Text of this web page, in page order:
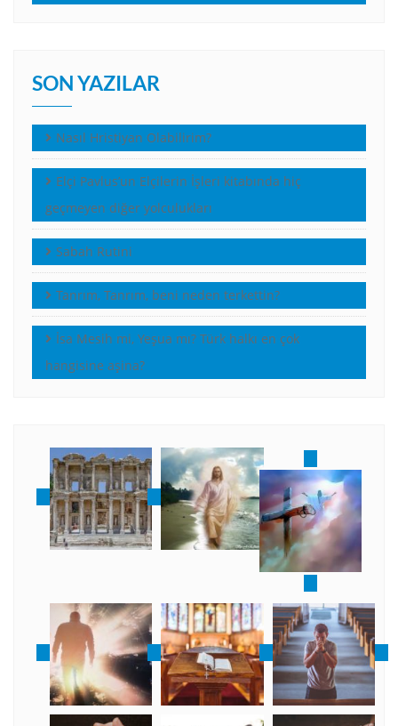
SON YAZILAR
Nasıl Hristiyan Olabilirim?
Elçi Pavlus’un Elçilerin İşleri kitabında hiç
geçmeyen diğer yolculukları
Sabah Rutini
Tanrım, Tanrım, beni neden terkettin?
İsa Mesih mi, Yeşua mı? Türk halkı en çok
hangisine aşina?